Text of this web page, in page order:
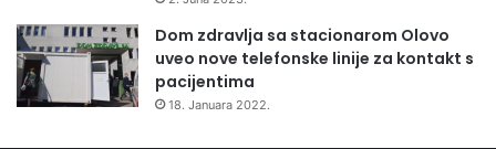
Dom zdravlja sa stacionarom Olovo
uveo nove telefonske linije za kontakt s
pacijentima
18. Januara 2022.